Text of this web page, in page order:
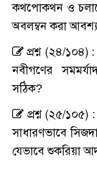
কথপোকথন ও
অবলম্বন করা
প্রশ্ন (২৪/১০৪) :
নবীগণের
সঠিক?
প্রশ্ন (২৫/১০৫)
সাধারণভাবে
যেভাবে শুকরিয়া